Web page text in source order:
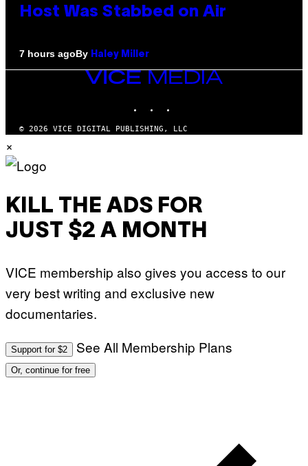
Host Was Stabbed on Air
7 hours agoBy Haley Miller
VICE
MEDIA
© 2026 VICE DIGITAL PUBLISHING, LLC
×
KILL THE ADS FOR
JUST $2 A MONTH
VICE membership also gives you access to our
very best writing and exclusive new
documentaries.
Support for $2 See All Membership Plans
Or, continue for free